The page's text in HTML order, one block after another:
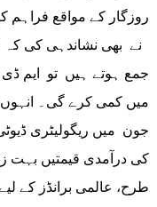
روزگار کے مواقع فراہم
نے بھی نشاندہی کی کہ
جمع ہوتے ہیں تو ایم ڈی
میں کمی کرے گی۔
جون میں ریگولیٹری
طرح، عالمی برانڈز کے